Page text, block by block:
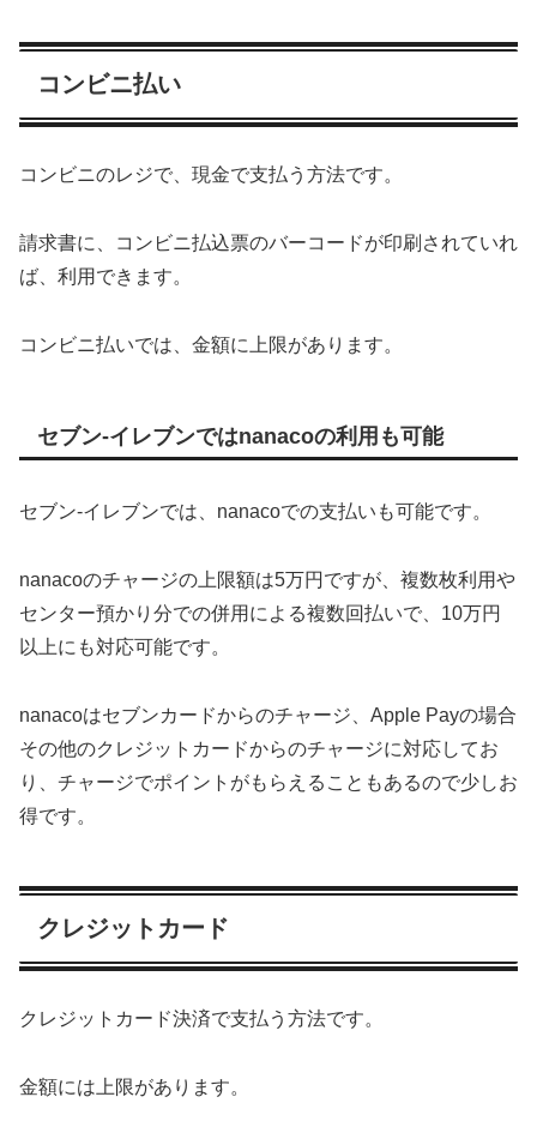
コンビニ払い
コンビニのレジで、現金で支払う方法です。
請求書に、コンビニ払込票のバーコードが印刷されていれ
ば、利用できます。
コンビニ払いでは、金額に上限があります。
セブン-イレブンではnanacoの利用も可能
セブン-イレブンでは、nanacoでの支払いも可能です。
nanacoのチャージの上限額は5万円ですが、複数枚利用や
センター預かり分での併用による複数回払いで、10万円
以上にも対応可能です。
nanacoはセブンカードからのチャージ、Apple Payの場合
その他のクレジットカードからのチャージに対応してお
り、チャージでポイントがもらえることもあるので少しお
得です。
クレジットカード
クレジットカード決済で支払う方法です。
金額には上限があります。